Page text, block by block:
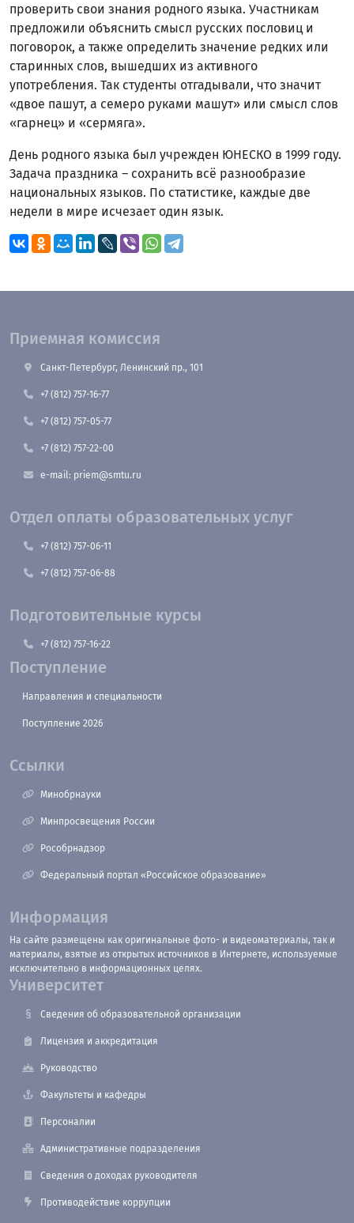
проверить свои знания родного языка. Участникам
предложили объяснить смысл русских пословиц и
поговорок, а также определить значение редких или
старинных слов, вышедших из активного
употребления. Так студенты отгадывали, что значит
«двое пашут, а семеро руками машут» или смысл слов
«гарнец» и «сермяга».
День родного языка был учрежден ЮНЕСКО в 1999 году.
Задача праздника – сохранить всё разнообразие
национальных языков. По статистике, каждые две
недели в мире исчезает один язык.
Приемная комиссия
Санкт-Петербург, Ленинский пр., 101
+7 (812) 757-16-77
+7 (812) 757-05-77
+7 (812) 757-22-00
e-mail: priem@smtu.ru
Отдел оплаты образовательных услуг
+7 (812) 757-06-11
+7 (812) 757-06-88
Подготовительные курсы
+7 (812) 757-16-22
Поступление
Направления и специальности
Поступление 2026
Ссылки
Минобрнауки
Минпросвещения России
Рособрнадзор
Федеральный портал «Российское образование»
Информация
На сайте размещены как оригинальные фото- и видеоматериалы, так и
материалы, взятые из открытых источников в Интернете, используемые
исключительно в информационных целях.
Университет
Сведения об образовательной организации
Лицензия и аккредитация
Руководство
Факультеты и кафедры
Персоналии
Административные подразделения
Сведения о доходах руководителя
Противодействие коррупции